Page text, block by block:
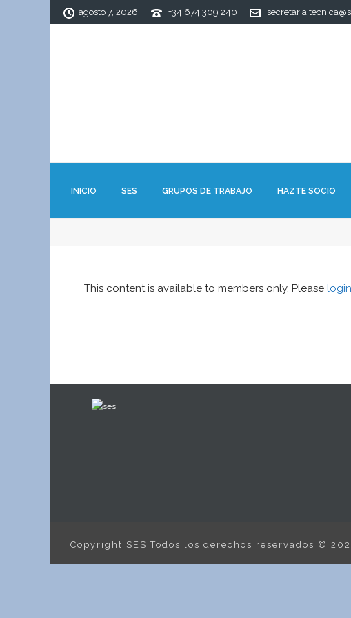
agosto 7, 2026 +34 674 309 240
INICIO SES GRUPOS DE TRABAJO HAZTE SOCIO
This content is available to members only. Please login
Copyright SES Todos los derechos reservados ©